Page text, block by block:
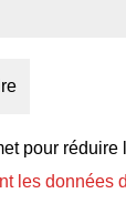
pour réduire
les données